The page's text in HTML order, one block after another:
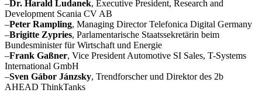
–Dr. Harald Ludanek, Executive President, Research and
Development Scania CV AB
–Peter Rampling, Managing Director Telefonica Digital Germany
–Brigitte Zypries, Parlamentarische Staatssekretärin beim
Bundesminister für Wirtschaft und Energie
–Frank Gaßner, Vice President Automotive SI Sales, T-Systems
International GmbH
–Sven Gábor Jánzsky, Trendforscher und Direktor des 2b
AHEAD ThinkTanks